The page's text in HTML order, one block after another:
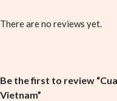
There are no reviews yet.
Be the first to review
Vietnam”